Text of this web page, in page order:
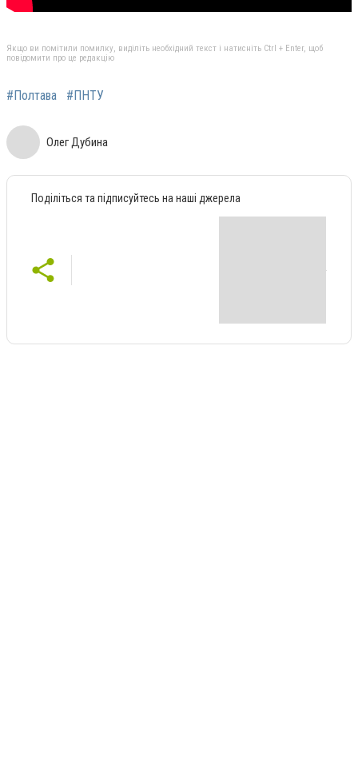
Якщо ви помітили помилку, виділіть необхідний текст і натисніть Ctrl + Enter, щоб
повідомити про це редакцію
#Полтава #ПНТУ
Олег Дубина
Поділіться та підписуйтесь на наші джерела